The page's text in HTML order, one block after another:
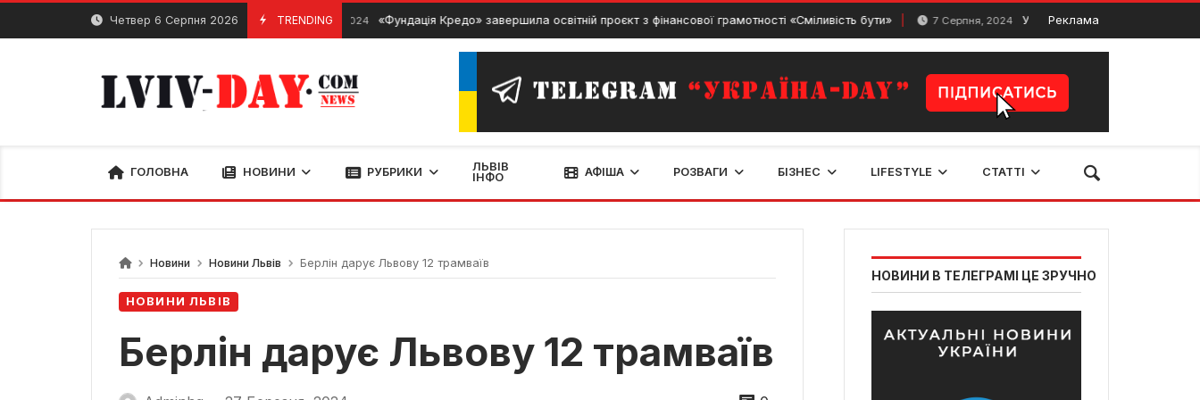
Skip
content
Четвер 6 Серпня 2026 TRENDING
28 Лютого, 2024 «Фундація Кредо» завершила освітній проєкт з фінансової грамотності «Сміливість бути» 7 Серпня, 2024 УРУРУ – парк розваг у Львові. Що
Реклама
ГОЛОВНА НОВИНИ РУБРИКИ
ЛЬВІВ
ІНФО
АФІША РОЗВАГИ БІЗНЕС LIFESTYLE СТАТТІ
Новини Новини Львів Берлін дарує Львову 12 трамваїв
НОВИНИ ЛЬВІВ
Берлін дарує Львову 12 трамваїв
НОВИНИ В ТЕЛЕГРАМІ ЦЕ ЗРУЧНО